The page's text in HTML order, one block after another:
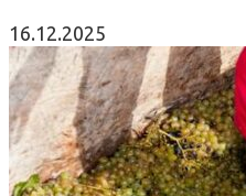
16.12.2025